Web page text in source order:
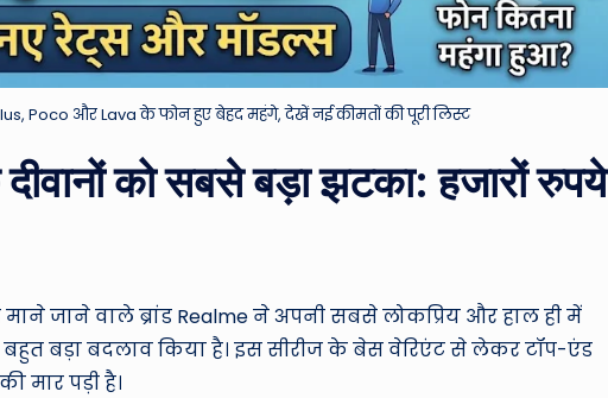
Poco और Lava के फोन हुए बेहद महंगे, देखें नई कीमतों की पूरी लिस्ट
को सबसे बड़ा झटका: हजारों रुपये
जाने वाले ब्रांड Realme ने अपनी सबसे लोकप्रिय और हाल ही में
बहुत बड़ा बदलाव किया है। इस सीरीज के बेस वेरिएंट से लेकर टॉप-एंड
मार पड़ी है।